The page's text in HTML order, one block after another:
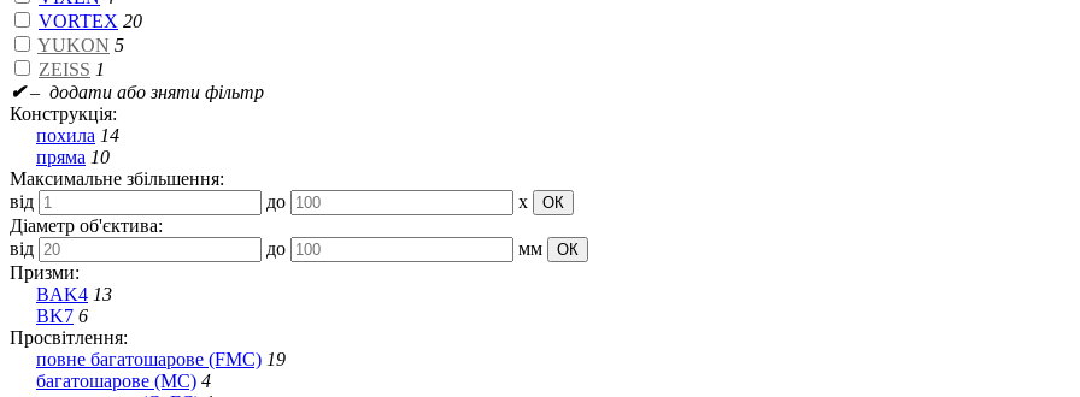
VORTEX 20
YUKON 5
ZEISS 1
✔– додати або зняти фільтр
Конструкція:
похила 14
пряма 10
Максимальне збільшення:
від
до
x
Діаметр об'єктива:
від
до
мм
Призми:
BAK4 13
BK7 6
Просвітлення:
повне багатошарове (FMC) 19
багатошарове (MC) 4